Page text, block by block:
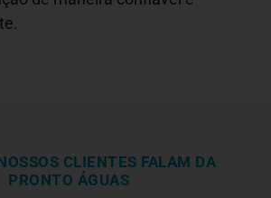
CLIENTES FALAM DA
PRONTO ÁGUAS